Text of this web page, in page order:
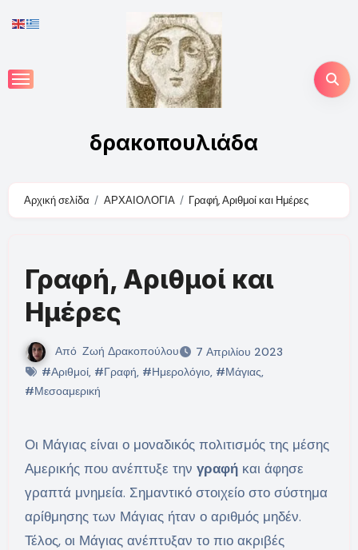
to
δρακοπουλιάδα
Αρχική σελίδα ΑΡΧΑΙΟΛΟΓΙΑ Γραφή, Αριθμοί και Ημέρες
Γραφή, Αριθμοί και
Ημέρες
Από Ζωή Δρακοπούλου
7 Απριλίου 2023
#Αριθμοί, #Γραφή, #Ημερολόγιο, #Μάγιας,
#Μεσοαμερική
Οι Μάγιας είναι ο μοναδικός πολιτισμός της μέσης
Αμερικής που ανέπτυξε την γραφήκαι άφησε
γραπτά μνημεία. Σημαντικό στοιχείο στο σύστημα
αρίθμησης των Μάγιας ήταν ο αριθμός μηδέν.
Τέλος, οι Μάγιας ανέπτυξαν το πιο ακριβές